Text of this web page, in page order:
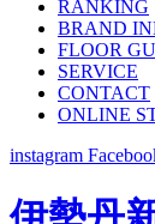
RANKING
BRAND
FLOOR
SERVICE
CONTACT
ONLINE
instagram